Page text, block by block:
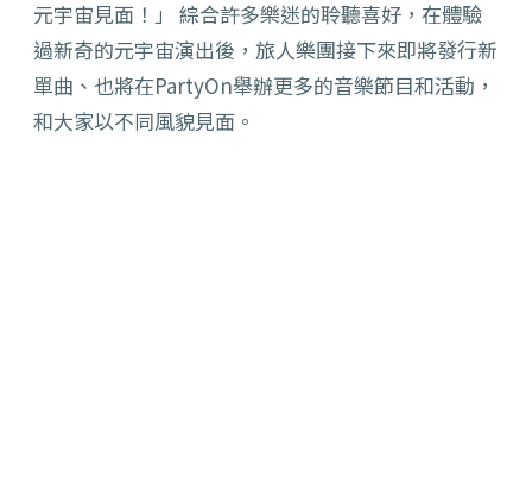
元宇宙見面！」 綜合許多樂迷的聆聽喜好，在體驗
過新奇的元宇宙演出後，旅人樂團接下來即將發行新
單曲、也將在PartyOn舉辦更多的音樂節目和活動，
和大家以不同風貌見面。